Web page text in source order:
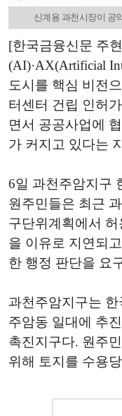
신계용 과천시장이 공
[한국금융신문 주
(AI)·AX(Artificial
도시를 핵심 비전
터센터 건립 인허
면서 공공사업에
가 커지고 있다는
6일 과천주암지구
원주민들은 최근
구단위계획에서
을 이유로 지연되
한 행정 판단을 요
과천주암지구는
주암동 일대에 추
촉진지구다. 원주
위해 토지를 수용